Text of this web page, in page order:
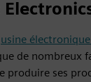
usine
de nombreux
produire ses